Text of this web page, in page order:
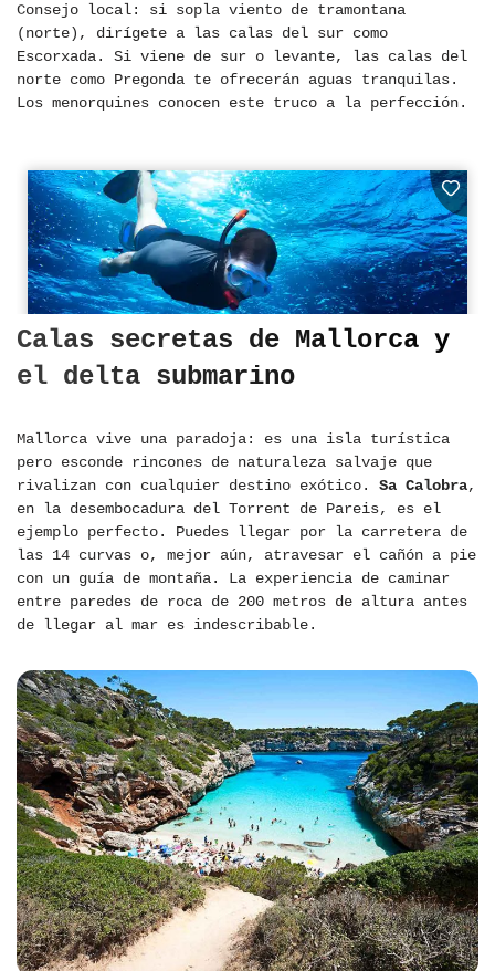
Consejo local: si sopla viento de tramontana
(norte), dirígete a las calas del sur como
Escorxada. Si viene de sur o levante, las calas del
norte como Pregonda te ofrecerán aguas tranquilas.
Los menorquines conocen este truco a la perfección.
Calas secretas de Mallorca y
el delta submarino
Mallorca vive una paradoja: es una isla turística
pero esconde rincones de naturaleza salvaje que
rivalizan con cualquier destino exótico. Sa Calobra,
en la desembocadura del Torrent de Pareis, es el
ejemplo perfecto. Puedes llegar por la carretera de
las 14 curvas o, mejor aún, atravesar el cañón a pie
con un guía de montaña. La experiencia de caminar
entre paredes de roca de 200 metros de altura antes
de llegar al mar es indescribable.